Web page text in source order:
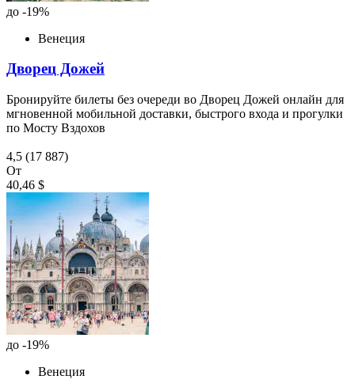
до -19%
Венеция
Дворец Дожей
Бронируйте билеты без очереди во Дворец Дожей онлайн для
мгновенной мобильной доставки, быстрого входа и прогулки
по Мосту Вздохов
4,5 (17 887)
От
40,46 $
до -19%
Венеция